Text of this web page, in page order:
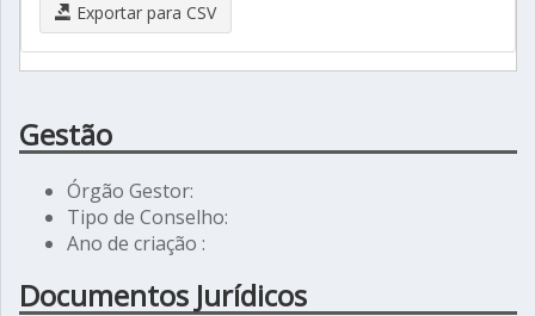
Exportar para CSV
Gestão
Órgão Gestor:
Tipo de Conselho:
Ano de criação :
Documentos Jurídicos